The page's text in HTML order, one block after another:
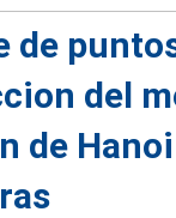
de
del
de